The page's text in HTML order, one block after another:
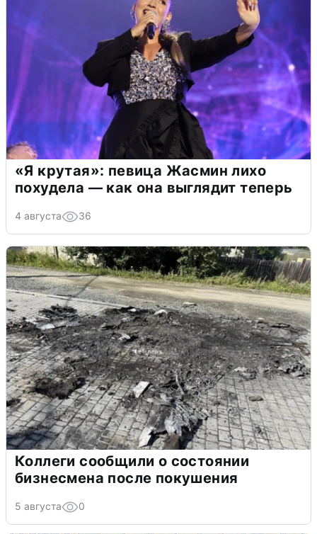
«Я крутая»: певица Жасмин лихо
похудела — как она выглядит теперь
4 августа 36
Коллеги сообщили о состоянии
бизнесмена после покушения
5 августа 0